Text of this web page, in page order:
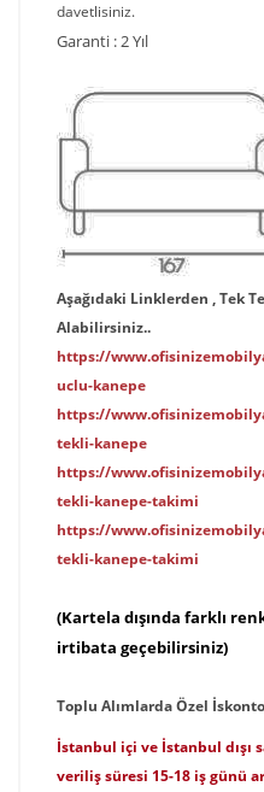
davetlisiniz.
Garanti : 2 Yıl
Aşağıdaki Linklerden , Tek
Alabilirsiniz..
https://
uclu-kanepe
https://
tekli-kanepe
https://
tekli-kanepe-takimi
https://
tekli-kanepe-takimi
(Kartela dışında farklı
irtibata geçebilirsiniz)
Toplu Alımlarda Özel
İstanbul içi ve İstanbul dışı
veriliş süresi 15-18 iş günü